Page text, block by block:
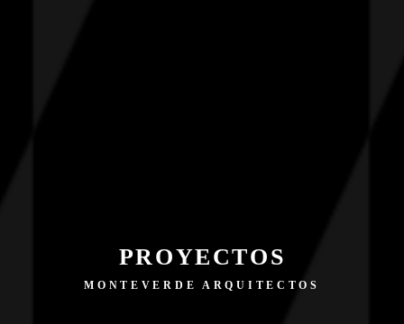
PROYECTOS
MONTEVERDE ARQUITECTOS